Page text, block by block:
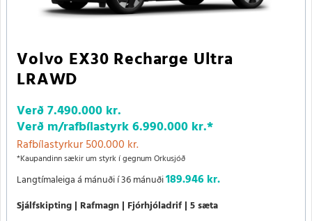
Volvo EX30 Recharge Ultra
LRAWD
Verð7.490.000 kr.
Verð m/rafbílastyrk6.990.000 kr.*
Rafbílastyrkur 500.000 kr.
*Kaupandinn sækir um styrk í gegnum Orkusjóð
Langtímaleiga á mánuði í 36 mánuði189.946 kr.
Sjálfskipting Rafmagn Fjórhjóladrif 5 sæta